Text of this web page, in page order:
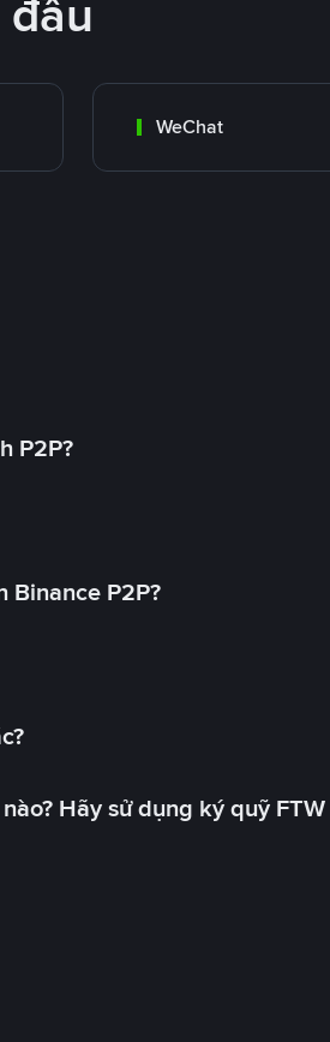
WeChat
P2P?
Binance P2P?
Hãy sử dụng ký quỹ